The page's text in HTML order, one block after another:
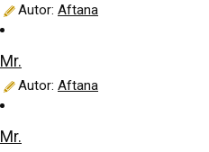
Autor: Aftana
Mr.
Autor: Aftana
Mr.